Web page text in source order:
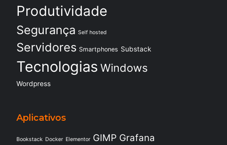
Produtividade
Segurança Self hosted
Servidores Smartphones Substack
Tecnologias Windows
Wordpress
Aplicativos
Bookstack Docker Elementor GIMP Grafana